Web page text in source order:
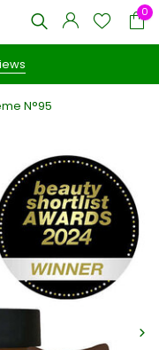
0
N°95